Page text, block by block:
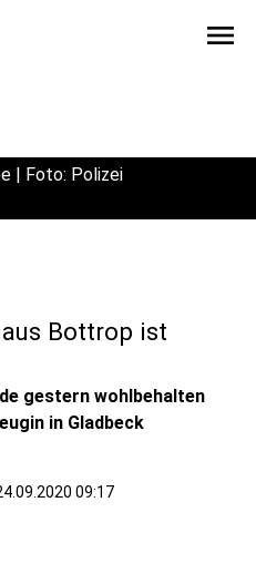
menu
| Foto: Polizei
Bottrop ist
gestern wohlbehalten
in Gladbeck
09:17